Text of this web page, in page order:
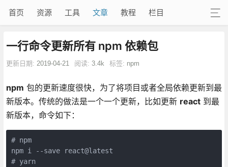
首页 资源 工具 文章 教程 栏目
一行命令更新所有 npm 依赖包
更新日期: 2019-04-21 阅读: 3.4k 标签: npm
npm 包的更新速度很快，为了将项目或者全局依赖更新到最
新版本。传统的做法是一个一个更新，比如更新 react到最
新版本，命令如下：
# npm
npm i --save react@latest
# yarn